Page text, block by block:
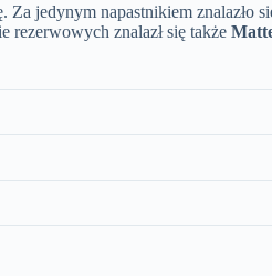
Za jedynym napastnikiem znalazło
rezerwowych znalazł się także